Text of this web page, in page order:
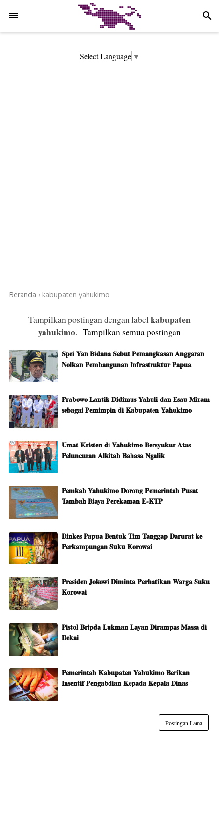
search
Select Language ▼
Beranda › kabupaten yahukimo
Tampilkan postingan dengan labelkabupaten
yahukimo. Tampilkan semua postingan
Spei Yan Bidana Sebut Pemangkasan Anggaran
Nolkan Pembangunan Infrastruktur Papua
Prabowo Lantik Didimus Yahuli dan Esau Miram
sebagai Pemimpin di Kabupaten Yahukimo
Umat Kristen di Yahukimo Bersyukur Atas
Peluncuran Alkitab Bahasa Ngalik
Pemkab Yahukimo Dorong Pemerintah Pusat
Tambah Biaya Perekaman E-KTP
Dinkes Papua Bentuk Tim Tanggap Darurat ke
Perkampungan Suku Korowai
Presiden Jokowi Diminta Perhatikan Warga Suku
Korowai
Pistol Bripda Lukman Layan Dirampas Massa di
Dekai
Pemerintah Kabupaten Yahukimo Berikan
Insentif Pengabdian Kepada Kepala Dinas
Postingan Lama